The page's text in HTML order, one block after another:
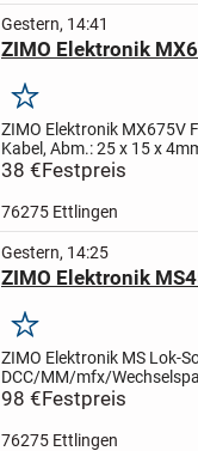
Gestern, 14:41
ZIMO Elektronik
Merken
ZIMO Elektronik MX675V
Kabel, Abm.: 25 x 15 x
Zweitadresse (CV # 64 bis
38 €Festpreis
76275 Ettlingen
Gestern, 14:25
ZIMO Elektronik
Merken
ZIMO Elektronik MS Lok-
DCC/MM/mfx/
auf Weiteres mit einer
Projekte für...
98 €Festpreis
76275 Ettlingen